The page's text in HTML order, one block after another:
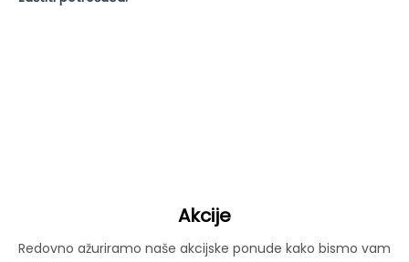
Akcije
Redovno ažuriramo naše akcijske ponude kako bismo vam